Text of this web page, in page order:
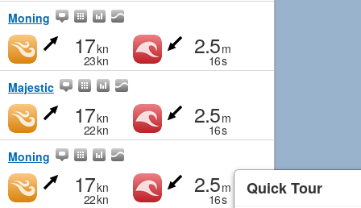
Moning
17kn
23kn
2.5m
16s
Majestic
17kn
22kn
2.5m
16s
Moning
17kn
22kn
2.5m
16s
Quick Tour